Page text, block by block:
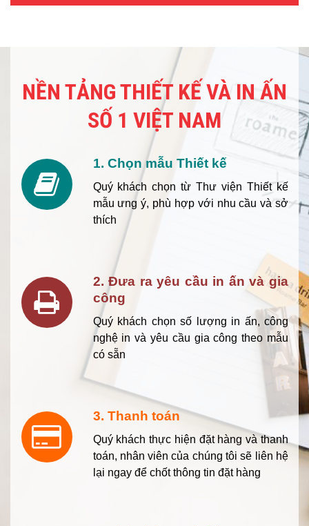
NỀN TẢNG THIẾT KẾ VÀ IN ẤN
SỐ 1 VIỆT NAM
1. Chọn mẫu Thiết kế
Quý khách chọn từ Thư viện Thiết kế
mẫu ưng ý, phù hợp với nhu cầu và sở
thích
2. Đưa ra yêu cầu in ấn và gia
công
Quý khách chọn số lượng in ấn, công
nghệ in và yêu cầu gia công theo mẫu
có sẵn
3. Thanh toán
Quý khách thực hiện đặt hàng và thanh
toán, nhân viên của chúng tôi sẽ liên hệ
lại ngay để chốt thông tin đặt hàng